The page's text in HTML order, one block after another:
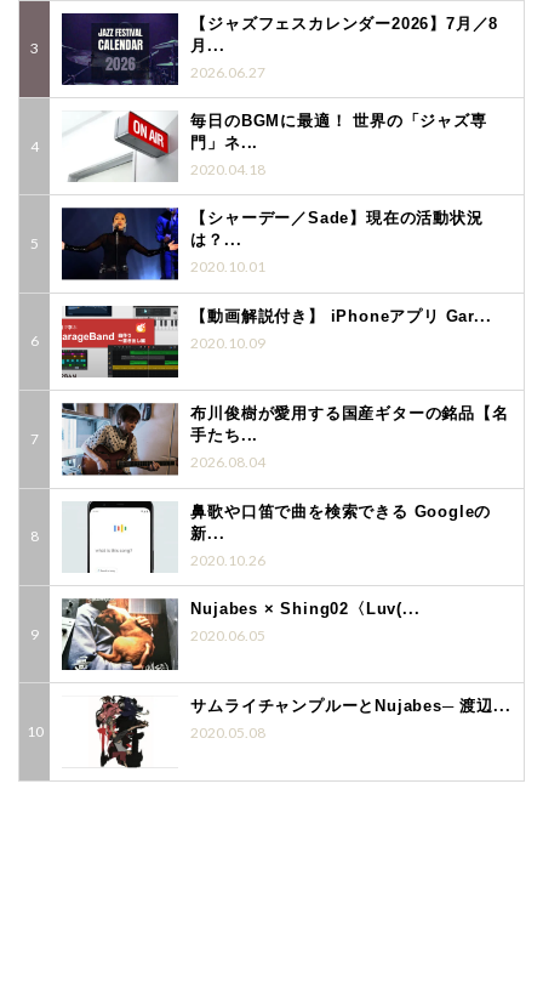
【ジャズフェスカレンダー2026】7月／8
月...
2026.06.27
毎日のBGMに最適！ 世界の「ジャズ専
門」ネ...
2020.04.18
【シャーデー／Sade】現在の活動状況
は？...
2020.10.01
【動画解説付き】 iPhoneアプリ Gar...
2020.10.09
布川俊樹が愛用する国産ギターの銘品【名
手たち...
2026.08.04
鼻歌や口笛で曲を検索できる Googleの
新...
2020.10.26
Nujabes × Shing02〈Luv(...
2020.06.05
サムライチャンプルーとNujabes─ 渡辺...
2020.05.08